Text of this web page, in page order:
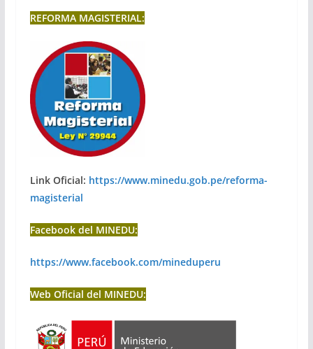
REFORMA MAGISTERIAL:
Link Oficial: https://www.minedu.gob.pe/reforma-
magisterial
Facebook del MINEDU:
https://www.facebook.com/mineduperu
Web Oficial del MINEDU: